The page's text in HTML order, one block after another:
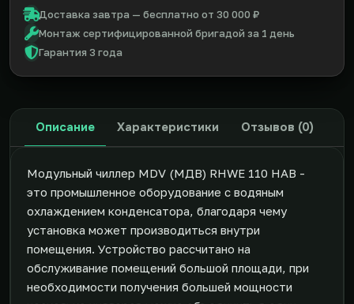
Доставка завтра — бесплатно от 30 000 ₽
Монтаж сертифицированной бригадой за 1 день
Гарантия 3 года
Описание Характеристики Отзывов (0)
Модульный чиллер MDV (МДВ) RHWE 110 HAB -
это промышленное оборудование с водяным
охлаждением конденсатора, благодаря чему
установка может производиться внутри
помещения. Устройство рассчитано на
обслуживание помещений большой площади, при
необходимости получения большей мощности